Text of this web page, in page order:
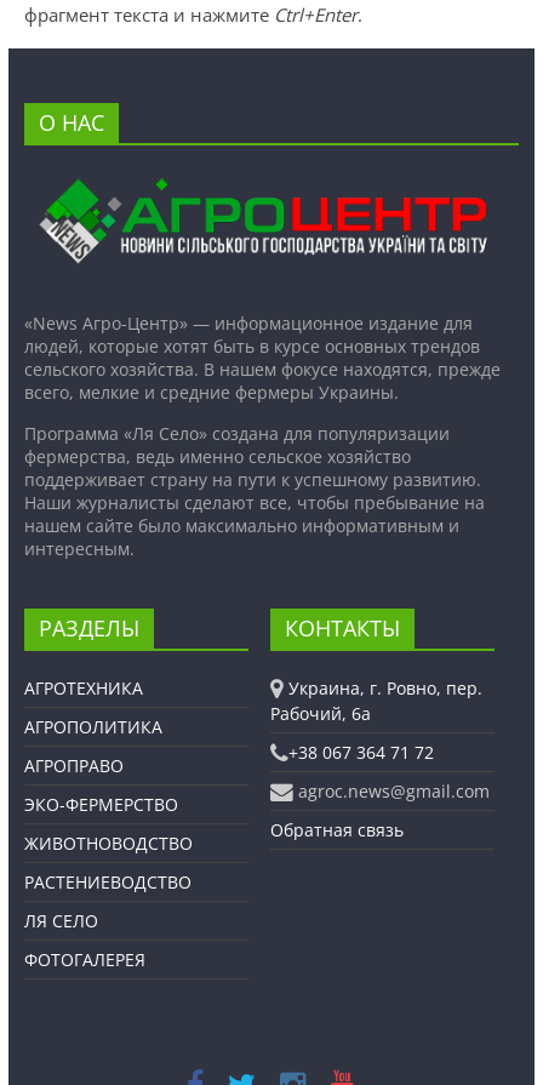
фрагмент текста и нажмите Ctrl+Enter.
О НАС
«News Агро-Центр» — информационное издание для
людей, которые хотят быть в курсе основных трендов
сельского хозяйства. В нашем фокусе находятся, прежде
всего, мелкие и средние фермеры Украины.
Программа «Ля Село» создана для популяризации
фермерства, ведь именно сельское хозяйство
поддерживает страну на пути к успешному развитию.
Наши журналисты сделают все, чтобы пребывание на
нашем сайте было максимально информативным и
интересным.
РАЗДЕЛЫ
АГРОТЕХНИКА
АГРОПОЛИТИКА
АГРОПРАВО
ЭКО-ФЕРМЕРСТВО
ЖИВОТНОВОДСТВО
РАСТЕНИЕВОДСТВО
ЛЯ СЕЛО
ФОТОГАЛЕРЕЯ
КОНТАКТЫ
Украина, г. Ровно, пер.
Рабочий, 6а
+38 067 364 71 72
agroc.news@gmail.com
Обратная связь